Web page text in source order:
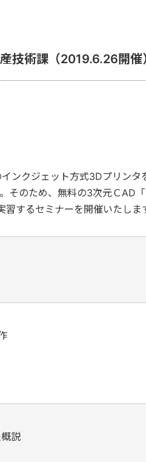
術課（2019.6.26開催
後援：一般社
ンクジェット方式3Dプリンタ
そのため、無料の3次元ＣAD
するセミナーを開催いたしま
説